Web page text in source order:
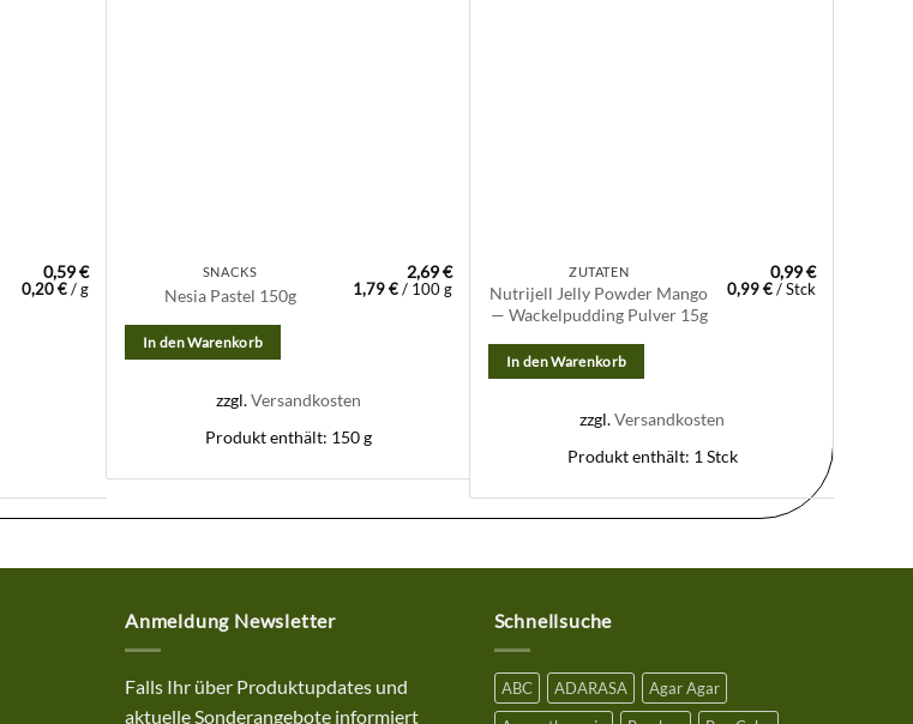
0,59€
0,20€/g
SNACKS
Nesia Pastel 150g
2,69€
1,79€/ 100g
In den Warenkorb
zzgl.Versandkosten
Produkt enthält: 150g
ZUTATEN
Nutrijell Jelly Powder Mango
— Wackelpudding Pulver 15g
0,99€
0,99€/Stck
In den Warenkorb
zzgl.Versandkosten
Produkt enthält: 1 Stck
Anmeldung Newsletter
Falls Ihr über Produktupdates und
aktuelle Sonderangebote informiert
Schnellsuche
ABC ADARASA
Agar Agar